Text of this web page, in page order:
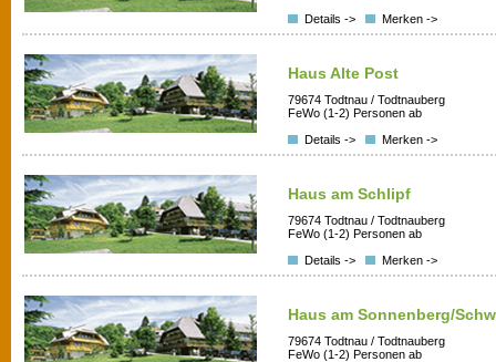
Details ->
Merken ->
Haus Alte Post
79674 Todtnau / Todtnauberg
FeWo (1-2) Personen ab
Details ->
Merken ->
Haus am Schlipf
79674 Todtnau / Todtnauberg
FeWo (1-2) Personen ab
Details ->
Merken ->
Haus am Sonnenberg/
79674 Todtnau / Todtnauberg
FeWo (1-2) Personen ab